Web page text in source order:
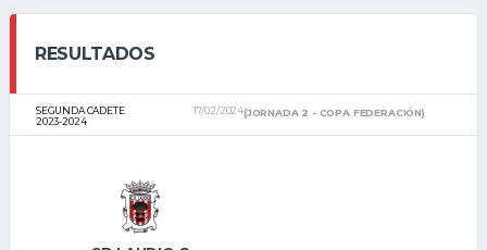
RESULTADOS
SEGUNDA CADETE
2023-2024
17/02/2024(JORNADA 2 - COPA FEDERACIÓN)